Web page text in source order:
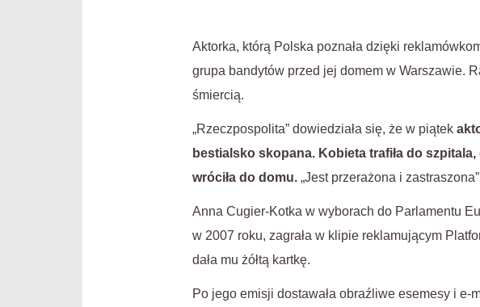
Aktorka, którą Polska poznała dzięki
grupa bandytów przed jej domem w Warszawie.
śmiercią.
„Rzeczpospolita” dowiedziała się, że w piątek
bestialsko skopana. Kobieta trafiła do
wróciła do domu. „Jest przerażona i
Anna Cugier-Kotka w wyborach do Parlamentu
w 2007 roku, zagrała w klipie reklamującym
dała mu żółtą kartkę.
Po jego emisji dostawała obraźliwe esemesy i